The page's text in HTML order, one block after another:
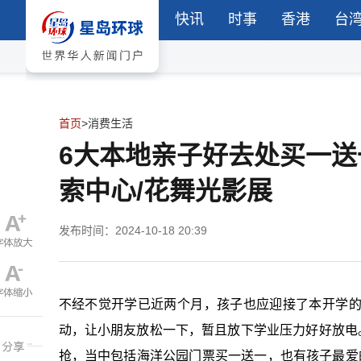
快讯 时事 香港 台
首页>消费生活
6大本地亲子好去处买一
索中心/花舞光影展
发布时间：2024-10-18 20:39
不经不觉开学已近两个月，孩子也应迎接了本开学
动，让小朋友放松一下，暂且放下学业压力好好放
抢，当中包括海洋公园门票买一送一，也有孩子最